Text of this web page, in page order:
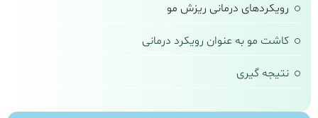
رویکردهای درمانی ریزش مو
کاشت مو به عنوان رویکرد درمانی
نتیجه‌ گیری